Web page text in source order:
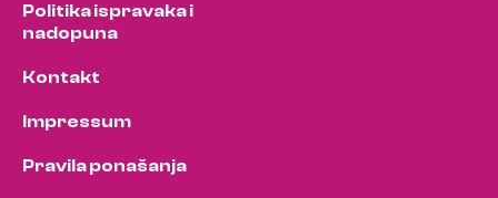
Politika ispravaka i
nadopuna
Kontakt
Impressum
Pravila ponašanja